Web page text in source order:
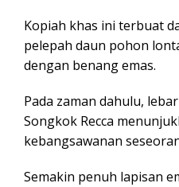
Kopiah khas ini terbuat
pelepah daun pohon
dengan benang emas.
Pada zaman dahulu,
Songkok Recca
kebangsawanan
Semakin penuh lapisan